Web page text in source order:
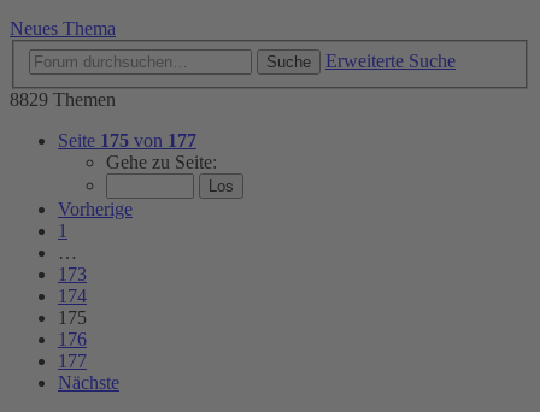
Neues Thema
Suche
Erweiterte Suche
8829 Themen
Seite 175 von 177
Gehe zu Seite:
Vorherige
1
…
173
174
175
176
177
Nächste